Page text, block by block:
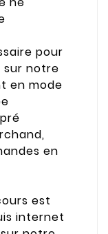
pour
sur notre
en mode
en
est
internet